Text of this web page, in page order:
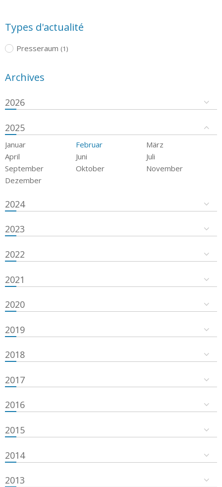
Types d'actualité
Presseraum (1)
Archives
2026
2025
Januar Februar
März
April
Juni
Juli
September
Oktober
November
Dezember
2024
2023
2022
2021
2020
2019
2018
2017
2016
2015
2014
2013